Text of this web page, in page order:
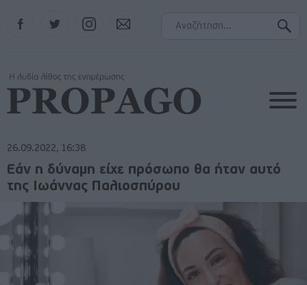
Instagram
26.09.2022, 16:38
Εάν η δύναμη είχε πρόσωπο θα ήταν αυτό
της Ιωάννας Παλιοσπύρου